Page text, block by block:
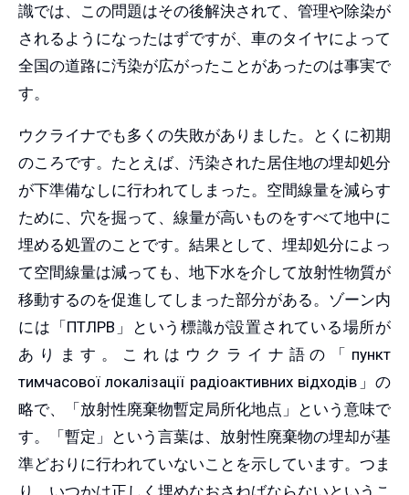
識では、この問題はその後解決されて、管理や除染が
されるようになったはずですが、車のタイヤによって
全国の道路に汚染が広がったことがあったのは事実で
す。
ウクライナでも多くの失敗がありました。とくに初期
のころです。たとえば、汚染された居住地の埋却処分
が下準備なしに行われてしまった。空間線量を減らす
ために、穴を掘って、線量が高いものをすべて地中に
埋める処置のことです。結果として、埋却処分によっ
て空間線量は減っても、地下水を介して放射性物質が
移動するのを促進してしまった部分がある。ゾーン内
には「ПТЛРВ 」という標識が設置されている場所が
あります。これはウクライナ語の「 пункт
тимчасової локалізації радіоактивних відходів 」の
略で、「放射性廃棄物暫定局所化地点」という意味で
す。「暫定」という言葉は、放射性廃棄物の埋却が基
準どおりに行われていないことを示しています。つま
り、いつかは正しく埋めなおさねばならないというこ